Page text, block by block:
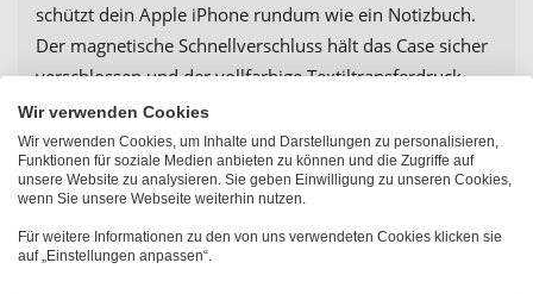
schützt dein Apple iPhone rundum wie ein Notizbuch.
Der magnetische Schnellverschluss hält das Case sicher
verschlossen und der vollfarbige Textiltransferdruck
verleiht deinem Motiv leuchtende Farben. Dank der
Innentaschen sind Karten und Ausweise immer
griffbereit.
und bietet einebrillant glänzende Druck-Qualität. Es
Wir verwenden Cookies
Wir verwenden Cookies, um Inhalte und Darstellungen zu personalisieren,
Funktionen für soziale Medien anbieten zu können und die Zugriffe auf
unsere Website zu analysieren. Sie geben Einwilligung zu unseren Cookies,
wenn Sie unsere Webseite weiterhin nutzen.
Für weitere Informationen zu den von uns verwendeten Cookies klicken sie
auf „Einstellungen anpassen“.